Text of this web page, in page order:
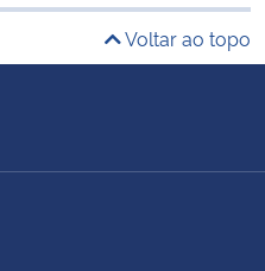
Voltar ao topo